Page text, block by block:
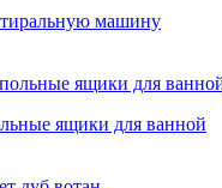
машину
ящики для ванной